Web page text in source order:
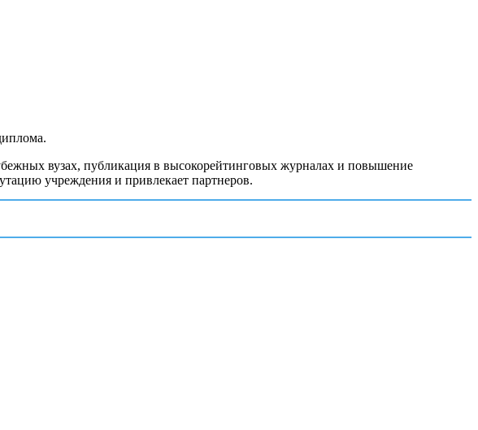
вузах, публикация в высокорейтинговых журналах и повышение
учреждения и привлекает партнеров.